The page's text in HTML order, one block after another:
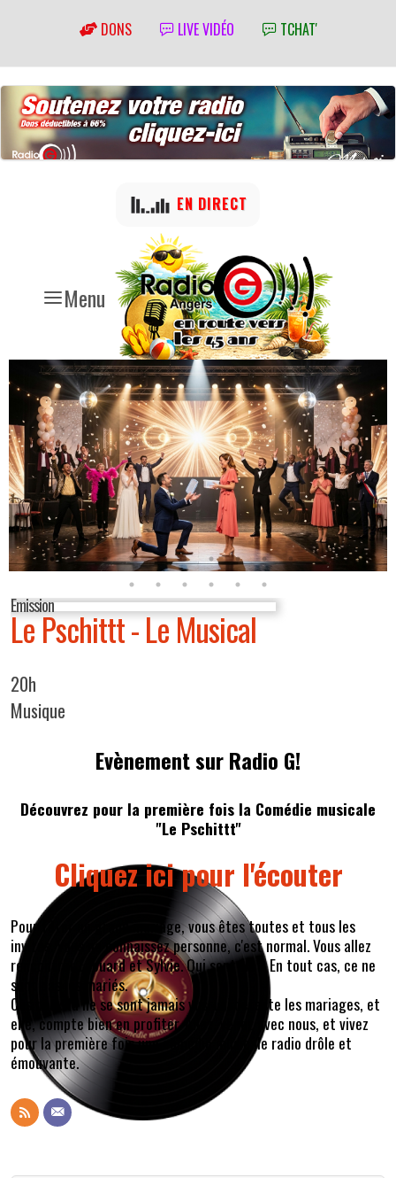
DONS LIVE VIDÉO TCHAT'
Menu
EN DIRECT
Emission
Le Pschittt - Le Musical
20h
Musique
Evènement sur Radio G!
Découvrez pour la première fois la Comédie musicale
"Le Pschittt"
Cliquez ici pour l'écouter
Pour fêter un grand mariage, vous êtes toutes et tous les
invités. Vous ne connaissez personne, c'est normal. Vous allez
rencontrer Édouard et Sylvie. Qui sont-ils ? En tout cas, ce ne
sont pas les mariés.
Ces deux-là ne se sont jamais vus. Lui déteste les mariages, et
elle, compte bien en profiter. Allez, venez avec nous, et vivez
pour la première fois une comédie musicale radio drôle et
émouvante.